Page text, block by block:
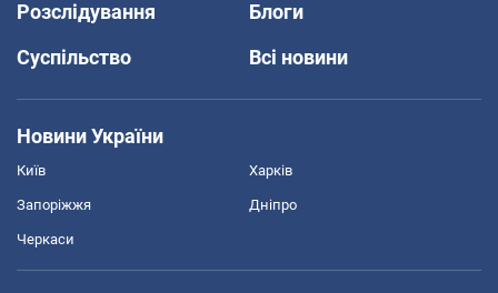
Розслідування
Блоги
Суспільство
Всі новини
Новини України
Київ Харків
Запоріжжя Дніпро
Черкаси